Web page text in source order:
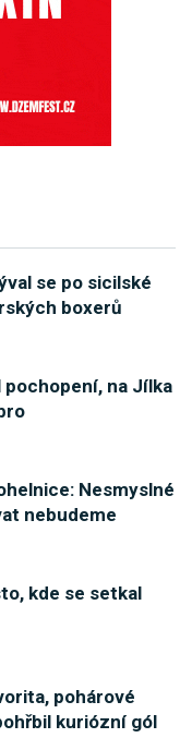
se po sicilské
boxerů
pochopení, na Jílka
Nesmyslné
nebudeme
kde se setkal
pohárové
kuriózní gól